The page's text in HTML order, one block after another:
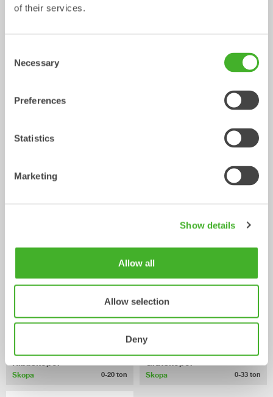
of their services.
Selection
Necessary
Preferences
Statistics
Marketing
Show details
Allow all
Allow selection
Deny
Skopa 0-20 ton Skopa 0-33 ton